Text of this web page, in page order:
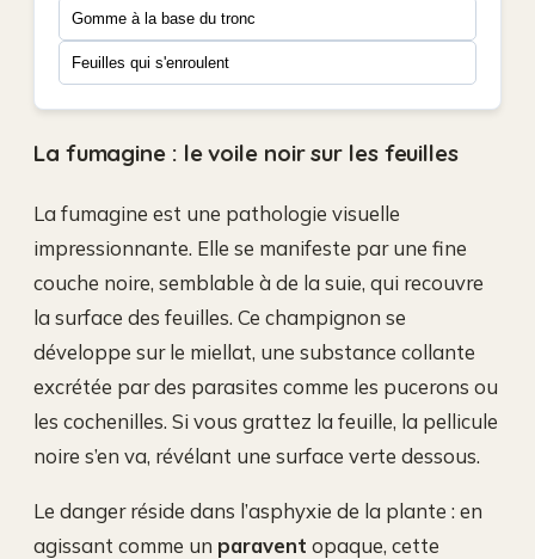
Gomme à la base du tronc
Feuilles qui s'enroulent
La fumagine : le voile noir sur les feuilles
La fumagine est une pathologie visuelle
impressionnante. Elle se manifeste par une fine
couche noire, semblable à de la suie, qui recouvre
la surface des feuilles. Ce champignon se
développe sur le miellat, une substance collante
excrétée par des parasites comme les pucerons ou
les cochenilles. Si vous grattez la feuille, la pellicule
noire s’en va, révélant une surface verte dessous.
Le danger réside dans l’asphyxie de la plante : en
agissant comme un paravent opaque, cette